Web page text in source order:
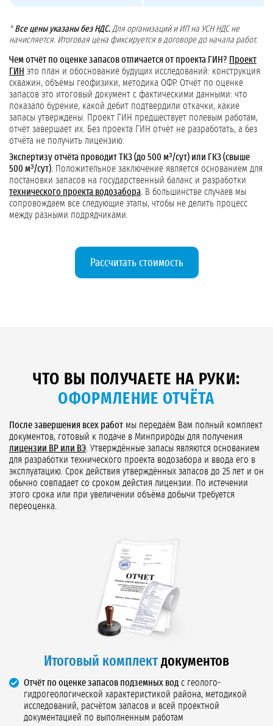
* Все цены указаны без НДС. Для организаций и ИП на УСН НДС не
начисляется. Итоговая цена фиксируется в договоре до начала работ.
Чем отчёт по оценке запасов отличается от проекта ГИН? Проект
ГИН это план и обоснование будущих исследований: конструкция
скважин, объёмы геофизики, методика ОФР. Отчёт по оценке
запасов это итоговый документ с фактическими данными: что
показало бурение, какой дебит подтвердили откачки, какие
запасы утверждены. Проект ГИН предшествует полевым работам,
отчёт завершает их. Без проекта ГИН отчёт не разработать, а без
отчёта не получить лицензию.
Экспертизу отчёта проводит ТКЗ (до 500 м³/сут) или ГКЗ (свыше
500 м³/сут). Положительное заключение является основанием для
постановки запасов на государственный баланс и разработки
технического проекта водозабора . В большинстве случаев мы
сопровождаем все следующие этапы, чтобы не делить процесс
между разными подрядчиками.
Рассчитать стоимость
ЧТО ВЫ ПОЛУЧАЕТЕ НА РУКИ:
ОФОРМЛЕНИЕ ОТЧЁТА
После завершения всех работ мы передаём Вам полный комплект
документов, готовый к подаче в Минприроды для получения
лицензии ВР или ВЭ . Утверждённые запасы являются основанием
для разработки технического проекта водозабора и ввода его в
эксплуатацию. Срок действия утверждённых запасов до 25 лет и он
обычно совпадает со сроком дейстия лицензии. По истечении
этого срока или при увеличении объёма добычи требуется
переоценка.
Итоговый комплектдокументов
Отчёт по оценке запасов подземных вод с геолого-
гидрогеологической характеристикой района, методикой
исследований, расчётом запасов и всей проектной
документацией по выполненным работам